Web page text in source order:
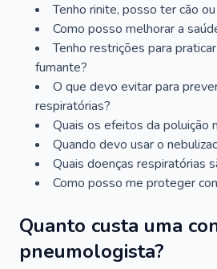
Tenho rinite, posso ter cão
Como posso melhorar a
Tenho restrições para
fumante?
O que devo evitar para
respiratórias?
Quais os efeitos da poluição
Quando devo usar o
Quais doenças respiratórias
Como posso me proteger
Quanto custa uma
pneumologista?